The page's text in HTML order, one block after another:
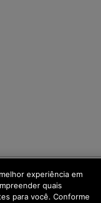
experiência em
quais
para você. Conforme